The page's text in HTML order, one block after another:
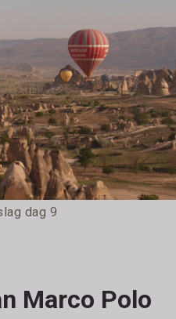
dag 9
Marco Polo